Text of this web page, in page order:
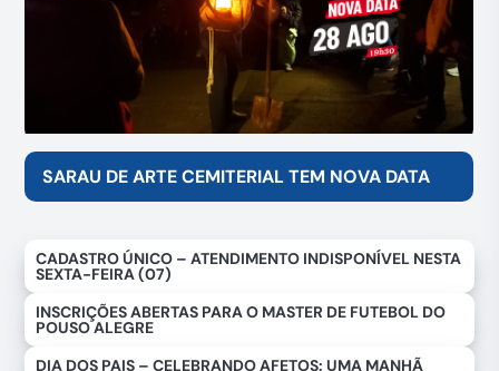
SARAU DE ARTE CEMITERIAL TEM NOVA DATA
CADASTRO ÚNICO – ATENDIMENTO INDISPONÍVEL NESTA
SEXTA-FEIRA (07)
INSCRIÇÕES ABERTAS PARA O MASTER DE FUTEBOL DO
POUSO ALEGRE
DIA DOS PAIS – CELEBRANDO AFETOS: UMA MANHÃ